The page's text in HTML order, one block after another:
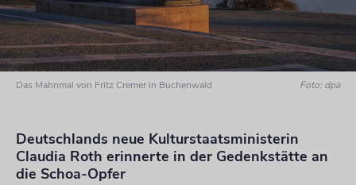
Das Mahnmal von Fritz Cremer in Buchenwald Foto: dpa
Deutschlands neue Kulturstaatsministerin
Claudia Roth erinnerte in der Gedenkstätte an
die Schoa-Opfer